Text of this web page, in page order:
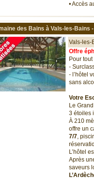
• Accès
des Bains à Vals-les-Bains
Vals-les-
Offre
Pour
-
- l’hôtel
sans
Votre
Le
3 étoiles
À 210
offre un
7/7,
L’hôtel
Après
saveurs